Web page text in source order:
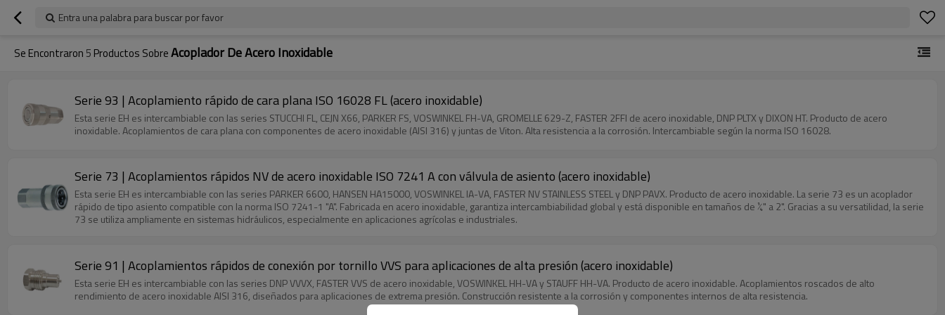
Entra una palabra para buscar por favor
Se Encontraron 5 Productos SobreAcoplador De Acero Inoxidable
Serie 93 | Acoplamiento rápido de cara plana ISO 16028 FL (acero inoxidable)
Esta serie EH es intercambiable con las series STUCCHI FL, CEJN X66, PARKER FS, VOSWINKEL FH-VA, GROMELLE 629-Z, FASTER 2FFI de acero inoxidable, DNP PLTX y DIXON HT. Producto de acero
inoxidable. Acoplamientos de cara plana con componentes de acero inoxidable (AISI 316) y juntas de Viton. Alta resistencia a la corrosión. Intercambiable según la norma ISO 16028.
Serie 73 | Acoplamientos rápidos NV de acero inoxidable ISO 7241 A con válvula de asiento (acero inoxidable)
Esta serie EH es intercambiable con las series PARKER 6600, HANSEN HA15000, VOSWINKEL IA-VA, FASTER NV STAINLESS STEEL y DNP PAVX. Producto de acero inoxidable. La serie 73 es un acoplador
rápido de tipo asiento compatible con la norma ISO 7241-1 "A". Fabricada en acero inoxidable, garantiza intercambiabilidad global y está disponible en tamaños de ¼" a 2". Gracias a su versatilidad, la serie
73 se utiliza ampliamente en sistemas hidráulicos, especialmente en aplicaciones agrícolas e industriales.
Serie 91 | Acoplamientos rápidos de conexión por tornillo VVS para aplicaciones de alta presión (acero inoxidable)
Esta serie EH es intercambiable con las series DNP VVVX, FASTER VVS de acero inoxidable, VOSWINKEL HH-VA y STAUFF HH-VA. Producto de acero inoxidable. Acoplamientos roscados de alto
rendimiento de acero inoxidable AISI 316, diseñados para aplicaciones de extrema presión. Construcción resistente a la corrosión y componentes internos de alta resistencia.